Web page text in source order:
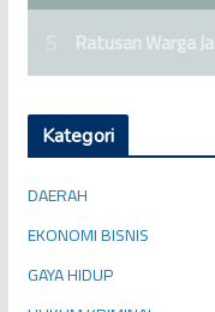
Kategori
DAERAH
EKONOMI BISNIS
GAYA HIDUP